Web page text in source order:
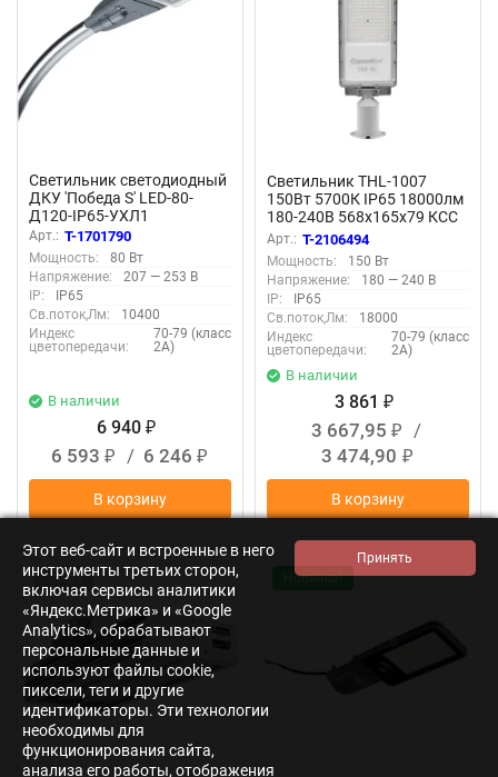
Светильник светодиодный
ДКУ 'Победа S' LED-80-
Д120-IP65-УХЛ1
(750/E/X/RAL9023/C50/PM
MA/ST/G1) сер. GALAD
22727
Арт.: T-1701790
Мощность:
80 Вт
Напряжение:
207 — 253 В
IP:
IP65
Св.поток,Лм:
10400
Индекс
цветопередачи:
70-79 (класс
2А)
В наличии
6 940 ₽
6 593 ₽ / 6 246 ₽
В корзину
Светильник THL-1007
150Вт 5700К IP65 18000лм
180-240В 568х165х79 КСС
'Ш' 1/5 ПВ уличный
Camelion 16343
Арт.: T-2106494
Мощность:
150 Вт
Напряжение:
180 — 240 В
IP:
IP65
Св.поток,Лм:
18000
Индекс
цветопередачи:
70-79 (класс
2А)
В наличии
3 861 ₽
3 667,95 ₽
/
3 474,90 ₽
В корзину
Заказ Новинка!
Этот веб-сайт и встроенные в него
инструменты третьих сторон,
включая сервисы аналитики
«Яндекс.Метрика» и «Google
Analytics», обрабатывают
персональные данные и
используют файлы cookie,
пиксели, теги и другие
идентификаторы. Эти технологии
необходимы для
функционирования сайта,
анализа его работы, отображения